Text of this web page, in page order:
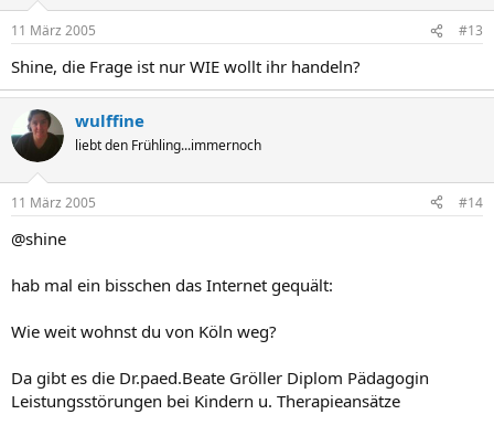
11 März 2005 #13
Shine, die Frage ist nur WIE wollt ihr handeln?
wulffine
liebt den Frühling...immernoch
11 März 2005 #14
@shine
hab mal ein bisschen das Internet gequält:
Wie weit wohnst du von Köln weg?
Da gibt es die Dr.paed.Beate Gröller Diplom Pädagogin
Leistungsstörungen bei Kindern u. Therapieansätze